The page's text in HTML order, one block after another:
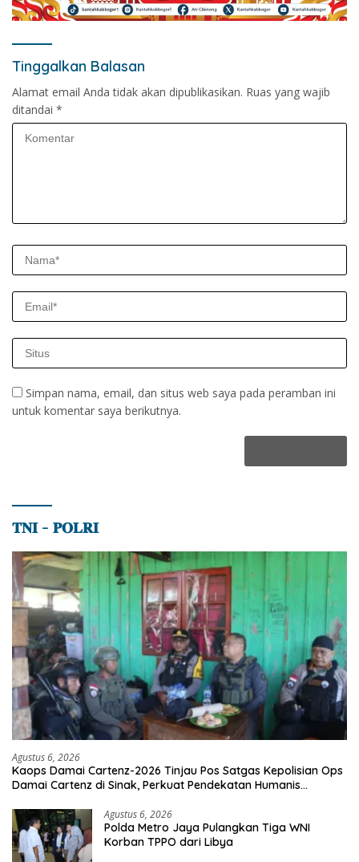
Tinggalkan Balasan
Alamat email Anda tidak akan dipublikasikan. Ruas yang wajib
ditandai *
Simpan nama, email, dan situs web saya pada peramban ini
untuk komentar saya berikutnya.
𝐓𝐍𝐈 – 𝐏𝐎𝐋𝐑𝐈
Agustus 6, 2026
Kaops Damai Cartenz-2026 Tinjau Pos Satgas Kepolisian Ops
Damai Cartenz di Sinak, Perkuat Pendekatan Humanis
Agustus 6, 2026
Polda Metro Jaya Pulangkan Tiga WNI
Korban TPPO dari Libya